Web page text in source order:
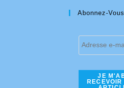
Abonnez-Vous